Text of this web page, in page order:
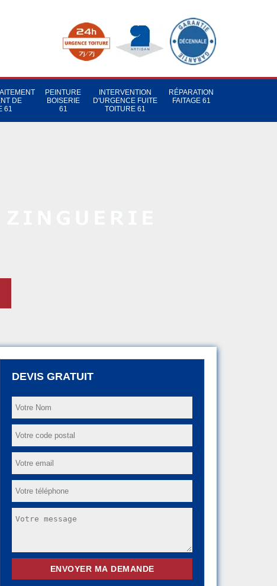
DE
61
PEINTURE
BOISERIE
61
INTERVENTION
D'URGENCE FUITE
TOITURE 61
RÉPARATION
FAITAGE 61
DEVIS GRATUIT